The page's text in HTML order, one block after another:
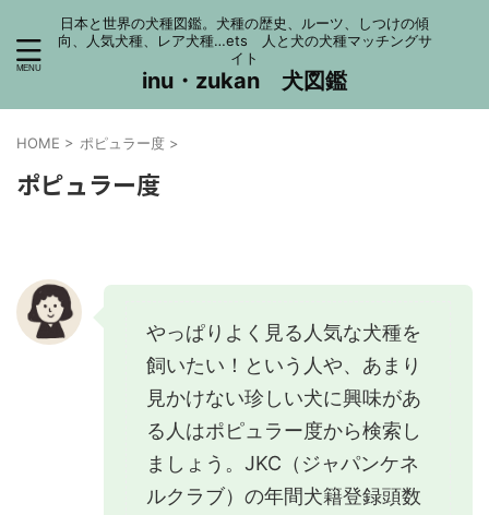
日本と世界の犬種図鑑。犬種の歴史、ルーツ、しつけの傾
向、人気犬種、レア犬種…ets 人と犬の犬種マッチングサ
イト
inu・zukan 犬図鑑
HOME > ポピュラー度 >
ポピュラー度
やっぱりよく見る人気な犬種を
飼いたい！という人や、あまり
見かけない珍しい犬に興味があ
る人はポピュラー度から検索し
ましょう。JKC（ジャパンケネ
ルクラブ）の年間犬籍登録頭数